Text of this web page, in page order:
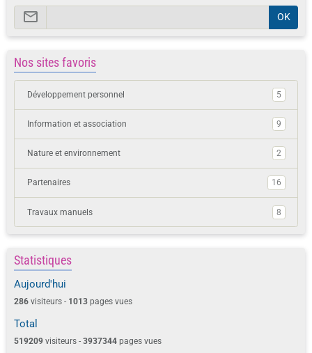
OK
Nos sites favoris
Développement personnel 5
Information et association 9
Nature et environnement 2
Partenaires 16
Travaux manuels 8
Statistiques
Aujourd'hui
286 visiteurs - 1013 pages vues
Total
519209 visiteurs - 3937344 pages vues